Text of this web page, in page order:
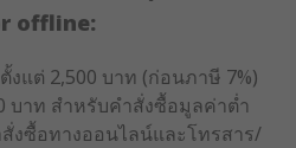
offline:
แต่ 2,500 บาท (ก่อนภาษี 7%)
บาท สำหรับคำสั่งซื้อมูลค่าต่ำ
งซื้อทางออนไลน์และโทรสาร/